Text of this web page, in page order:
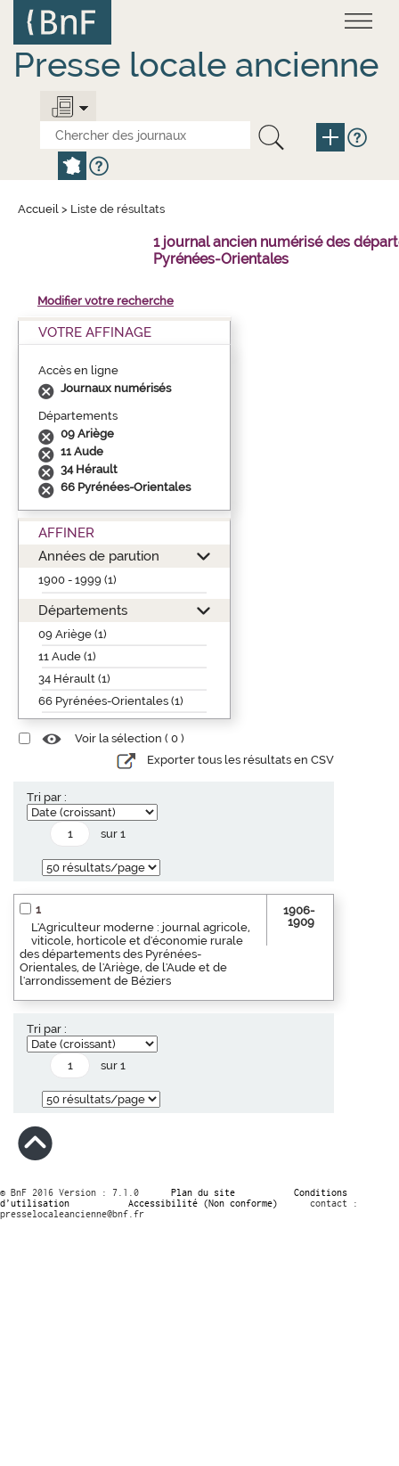
contenu
principal
Presse locale ancienne
Accueil > Liste de résultats
1 journal ancien numérisé des
Pyrénées-Orientales
Modifier votre recherche
VOTRE AFFINAGE
Accès en ligne
Journaux numérisés
Départements
09 Ariège
11 Aude
34 Hérault
66 Pyrénées-Orientales
AFFINER
Années de parution
1900 - 1999 (1)
Départements
09 Ariège (1)
11 Aude (1)
34 Hérault (1)
66 Pyrénées-Orientales (1)
Voir la sélection ( 0 )
Exporter tous les résultats en CSV
Tri par :
sur 1
1
L'Agriculteur moderne : journal agricole,
viticole, horticole et d'économie rurale
des départements des Pyrénées-
Orientales, de l'Ariège, de l'Aude et de
l'arrondissement de Béziers
1906-
1909
Tri par :
sur 1
© BnF 2016 Version : 7.1.0 Plan du site
Conditions
d’utilisation
Accessibilité (Non conforme)
contact :
presselocaleancienne@bnf.fr
Panneau de gestion des cookies